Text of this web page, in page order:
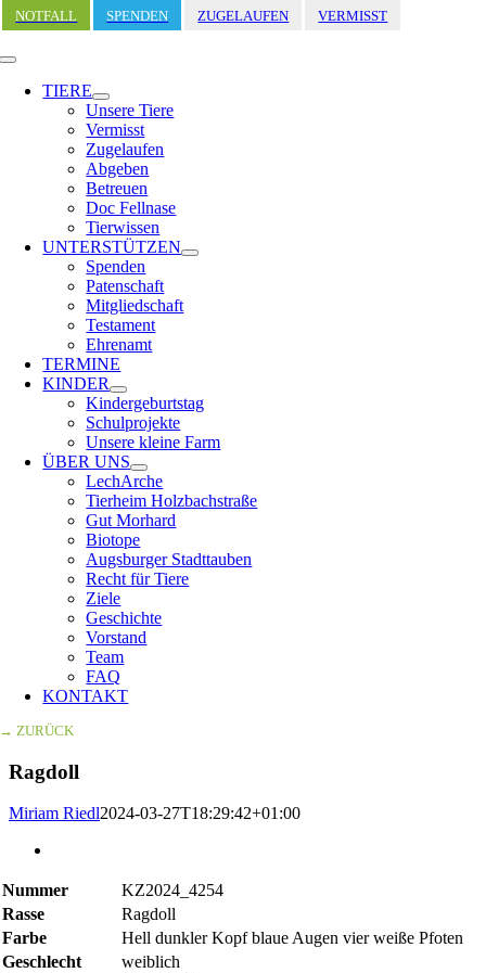
Zum
Inhalt
springen
NOTFALL SPENDEN ZUGELAUFEN VERMISST
Toggle
Navigation
TIERE
Unsere Tiere
Vermisst
Zugelaufen
Abgeben
Betreuen
Doc Fellnase
Tierwissen
UNTERSTÜTZEN
Spenden
Patenschaft
Mitgliedschaft
Testament
Ehrenamt
TERMINE
KINDER
Kindergeburtstag
Schulprojekte
Unsere kleine Farm
ÜBER UNS
LechArche
Tierheim Holzbachstraße
Gut Morhard
Biotope
Augsburger Stadttauben
Recht für Tiere
Ziele
Geschichte
Vorstand
Team
FAQ
KONTAKT
→ ZURÜCK
Ragdoll
Miriam Riedl2024-03-27T18:29:42+01:00
Bild
Nummer
KZ2024_4254
Rasse
Ragdoll
Farbe
Hell dunkler Kopf blaue Augen vier weiße Pfoten
Geschlecht
weiblich